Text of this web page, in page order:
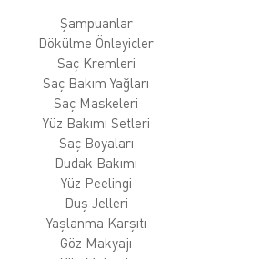
Şampuanlar
Dökülme Önleyicler
Saç Kremleri
Saç Bakım Yağları
Saç Maskeleri
Yüz Bakımı Setleri
Saç Boyaları
Dudak Bakımı
Yüz Peelingi
Duş Jelleri
Yaşlanma Karşıtı
Göz Makyajı